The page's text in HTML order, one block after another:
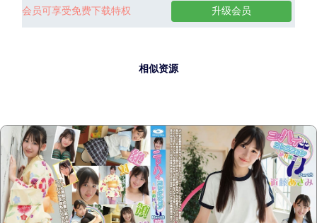
会员可享受免费下载特权 升级会员
相似资源